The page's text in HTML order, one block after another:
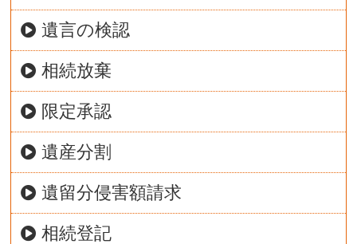
遺言の検認
相続放棄
限定承認
遺産分割
遺留分侵害額請求
相続登記